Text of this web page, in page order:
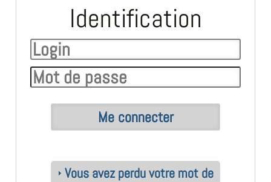
Identification
Vous avez perdu votre mot de